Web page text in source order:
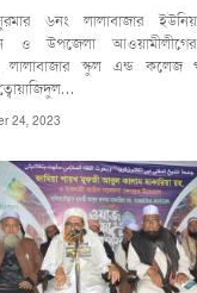
৬নং লালাবাজার
ও উপজেলা
লালাবাজার স্কুল এন্ড কলেজ
24, 2023